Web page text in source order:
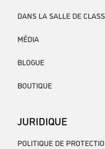
DANS LA SALLE DE
MÉDIA
BLOGUE
BOUTIQUE
JURIDIQUE
POLITIQUE DE